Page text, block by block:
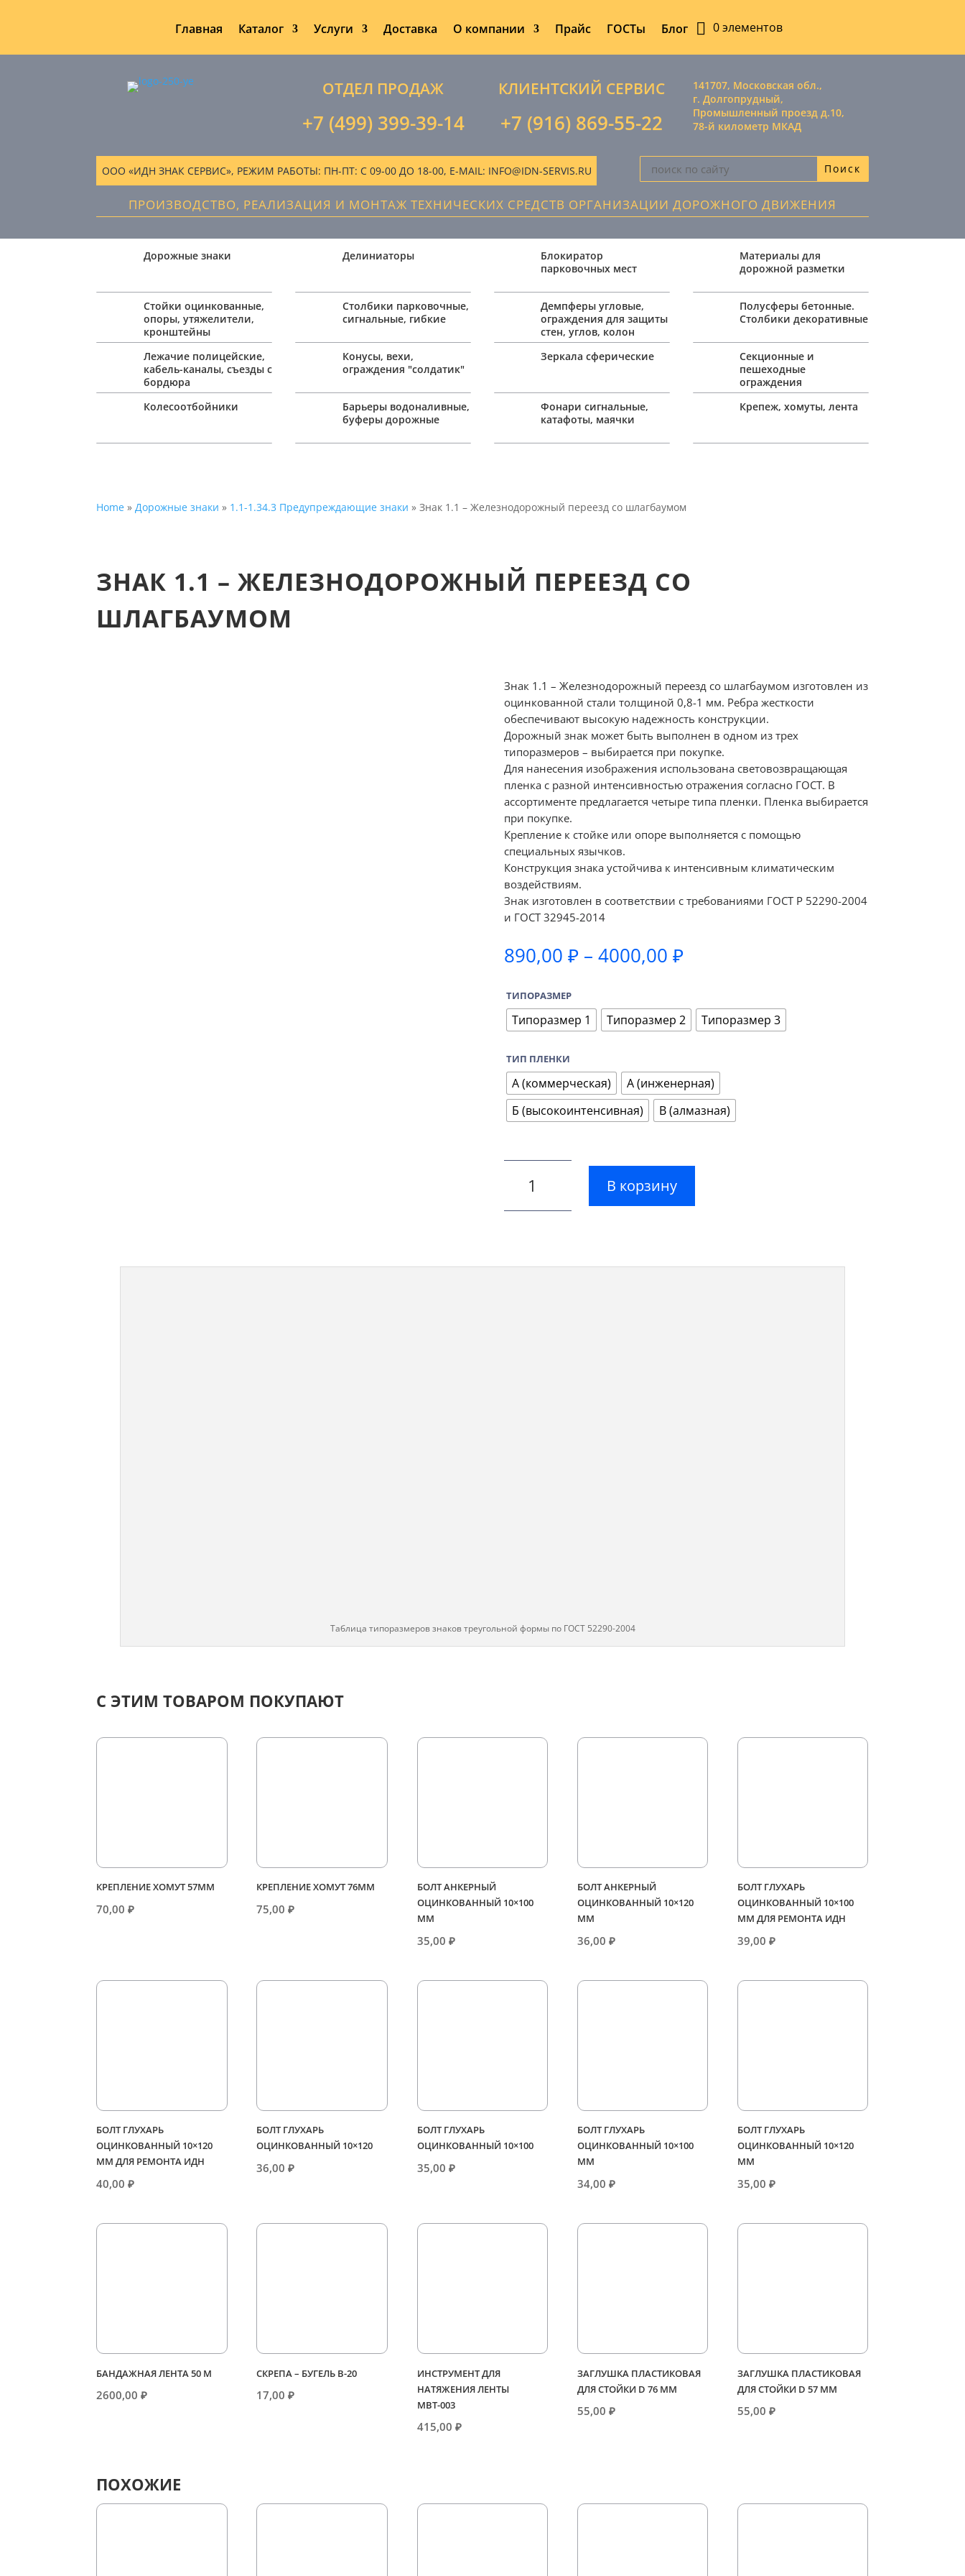
Главная Каталог Услуги Доставка О компании Прайс ГОСТы Блог 0 элементов
ОТДЕЛ ПРОДАЖ
+7 (499) 399-39-14
КЛИЕНТСКИЙ СЕРВИС
+7 (916) 869-55-22
141707, Московская обл.,
г. Долгопрудный,
Промышленный проезд д.10,
78-й километр МКАД
ООО «ИДН ЗНАК СЕРВИС», РЕЖИМ РАБОТЫ: ПН-ПТ: С 09-00 ДО 18-00, E-MAIL: INFO@IDN-SERVIS.RU
ПРОИЗВОДСТВО, РЕАЛИЗАЦИЯ И МОНТАЖ ТЕХНИЧЕСКИХ СРЕДСТВ ОРГАНИЗАЦИИ ДОРОЖНОГО ДВИЖЕНИЯ
Дорожные знаки
Стойки оцинкованные,
опоры, утяжелители,
кронштейны
Лежачие полицейские,
кабель-каналы, съезды с
бордюра
Колесоотбойники
Делиниаторы
Столбики парковочные,
сигнальные, гибкие
Конусы, вехи,
ограждения "солдатик"
Барьеры водоналивные,
буферы дорожные
Блокиратор
парковочных мест
Демпферы угловые,
ограждения для защиты
стен, углов, колон
Зеркала сферические
Фонари сигнальные,
катафоты, маячки
Материалы для
дорожной разметки
Полусферы бетонные.
Столбики декоративные
Секционные и
пешеходные
ограждения
Крепеж, хомуты, лента
Home » Дорожные знаки » 1.1-1.34.3 Предупреждающие знаки » Знак 1.1 – Железнодорожный переезд со шлагбаумом
ЗНАК 1.1 – ЖЕЛЕЗНОДОРОЖНЫЙ ПЕРЕЕЗД СО
ШЛАГБАУМОМ
Знак 1.1 – Железнодорожный переезд со шлагбаумом изготовлен из
оцинкованной стали толщиной 0,8-1 мм. Ребра жесткости
обеспечивают высокую надежность конструкции.
Дорожный знак может быть выполнен в одном из трех
типоразмеров – выбирается при покупке.
Для нанесения изображения использована световозвращающая
пленка с разной интенсивностью отражения согласно ГОСТ. В
ассортименте предлагается четыре типа пленки. Пленка выбирается
при покупке.
Крепление к стойке или опоре выполняется с помощью
специальных язычков.
Конструкция знака устойчива к интенсивным климатическим
воздействиям.
Знак изготовлен в соответствии с требованиями ГОСТ Р 52290-2004
и ГОСТ 32945-2014
890,00 ₽ – 4000,00 ₽Диапазон
–
4000,00 ₽
ТИПОРАЗМЕР
Типоразмер 1 Типоразмер 2 Типоразмер 3
ТИП ПЛЕНКИ
А (коммерческая)
А (инженерная)
Б (высокоинтенсивная)
В (алмазная)
В корзину
Таблица типоразмеров знаков треугольной формы по ГОСТ 52290-2004
С ЭТИМ ТОВАРОМ ПОКУПАЮТ
КРЕПЛЕНИЕ ХОМУТ 57ММ
70,00₽
КРЕПЛЕНИЕ ХОМУТ 76ММ
75,00₽
БОЛТ АНКЕРНЫЙ
ОЦИНКОВАННЫЙ 10×100
ММ
35,00 ₽
БОЛТ АНКЕРНЫЙ
ОЦИНКОВАННЫЙ 10×120
ММ
36,00 ₽
БОЛТ ГЛУХАРЬ
ОЦИНКОВАННЫЙ 10×100
ММ ДЛЯ РЕМОНТА ИДН
39,00 ₽
БОЛТ ГЛУХАРЬ
ОЦИНКОВАННЫЙ 10×120
ММ ДЛЯ РЕМОНТА ИДН
40,00₽
БОЛТ ГЛУХАРЬ
ОЦИНКОВАННЫЙ 10×120
36,00₽
БОЛТ ГЛУХАРЬ
ОЦИНКОВАННЫЙ 10×100
35,00 ₽
БОЛТ ГЛУХАРЬ
ОЦИНКОВАННЫЙ 10×100
ММ
34,00 ₽
БОЛТ ГЛУХАРЬ
ОЦИНКОВАННЫЙ 10×120
ММ
35,00 ₽
БАНДАЖНАЯ ЛЕНТА 50 М
2600,00₽
СКРЕПА – БУГЕЛЬ В-20
17,00₽
ИНСТРУМЕНТ ДЛЯ
НАТЯЖЕНИЯ ЛЕНТЫ
МВТ-003
415,00 ₽
ЗАГЛУШКА ПЛАСТИКОВАЯ
ДЛЯ СТОЙКИ D 76 ММ
55,00 ₽
ЗАГЛУШКА ПЛАСТИКОВАЯ
ДЛЯ СТОЙКИ D 57 ММ
55,00 ₽
ПОХОЖИЕ